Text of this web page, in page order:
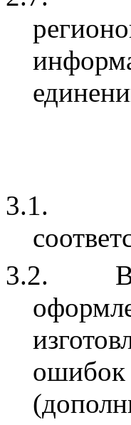
3.1.
3.2.